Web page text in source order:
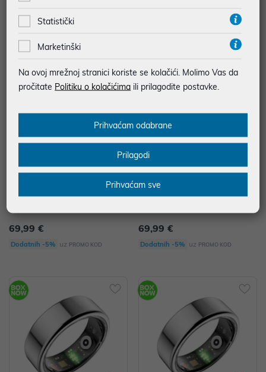
49,99 €
KSIX, Saturn pametni prsten velič
69,99 €
Dodatnih -5% uz PROMO KOD
KSIX, Saturn pametni prsten velič
69,99 €
Dodatnih -5% uz PROMO KOD
Statistički
Marketinški
Na ovoj mrežnoj stranici koriste se kolačići. Molimo Vas da
pročitate Politiku o kolačićima ili prilagodite postavke.
Prihvaćam odabrane
Prilagodi
Prihvaćam sve